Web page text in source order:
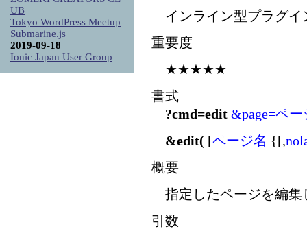
インライン型プラグイ
重要度
★★★★★
書式
?cmd=edit &page=ペー
&edit( [ページ名 {[,
概要
指定したページを編集
引数
UB
Tokyo WordPress Meetup
Submarine.js
2019-09-18
Ionic Japan User Group